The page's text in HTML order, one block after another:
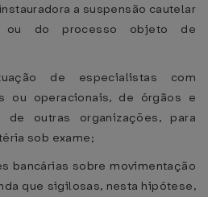
a suspensão cautelar
do processo objeto de
de especialistas com
ou operacionais, de órgãos e
outras organizações, para
sob exame;
bancárias sobre movimentação
que sigilosas, nesta hipótese,